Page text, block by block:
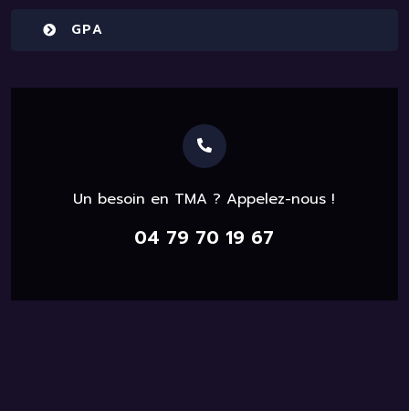
GPA
Un besoin en TMA ? Appelez-nous !
04 79 70 19 67